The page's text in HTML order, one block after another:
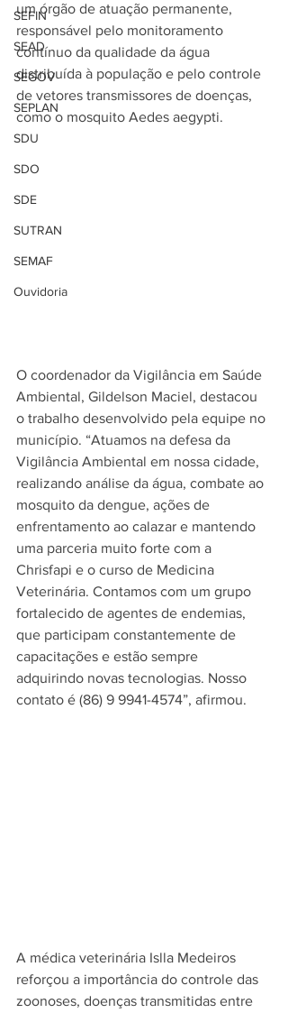
SEFIN
SEAD
SEGOV
SEPLAN
SDU
SDO
SDE
SUTRAN
SEMAF
Ouvidoria
um órgão de atuação permanente,
responsável pelo monitoramento
contínuo da qualidade da água
distribuída à população e pelo controle
de vetores transmissores de doenças,
como o mosquito Aedes aegypti.
O coordenador da Vigilância em Saúde
Ambiental, Gildelson Maciel, destacou
o trabalho desenvolvido pela equipe no
município. “Atuamos na defesa da
Vigilância Ambiental em nossa cidade,
realizando análise da água, combate ao
mosquito da dengue, ações de
enfrentamento ao calazar e mantendo
uma parceria muito forte com a
Chrisfapi e o curso de Medicina
Veterinária. Contamos com um grupo
fortalecido de agentes de endemias,
que participam constantemente de
capacitações e estão sempre
adquirindo novas tecnologias. Nosso
contato é (86) 9 9941-4574”, afirmou.
A médica veterinária Islla Medeiros
reforçou a importância do controle das
zoonoses, doenças transmitidas entre